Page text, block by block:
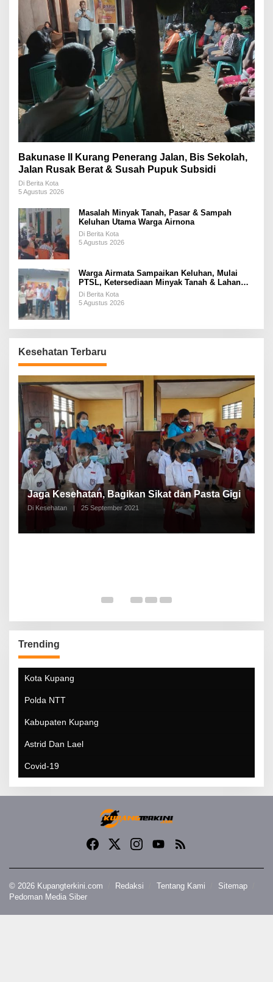
Bakunase II Kurang Penerang Jalan, Bis Sekolah,
Jalan Rusak Berat & Susah Pupuk Subsidi
Di Berita Kota
5 Agustus 2026
Masalah Minyak Tanah, Pasar & Sampah
Keluhan Utama Warga Airnona
Di Berita Kota
5 Agustus 2026
Warga Airmata Sampaikan Keluhan, Mulai
PTSL, Ketersediaan Minyak Tanah & Lahan
Pemakaman
Di Berita Kota
5 Agustus 2026
Kesehatan Terbaru
Jaga Kesehatan, Bagikan Sikat dan Pasta Gigi
Di Kesehatan | 25 September 2021
Trending
Kota Kupang
Polda NTT
Kabupaten Kupang
Astrid Dan Lael
Covid-19
© 2026 Kupangterkini.com Redaksi Tentang Kami
Sitemap
Pedoman Media Siber